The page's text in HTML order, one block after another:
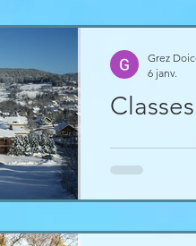
Jonquilles à
bouchons
aurons de
Grez
6 janv.